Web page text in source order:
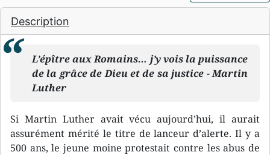
Description
L’épître aux Romains… j’y vois la puissance
de la grâce de Dieu et de sa justice - Martin
Luther
Si Martin Luther avait vécu aujourd’hui, il aurait
assurément mérité le titre de lanceur d’alerte. Il y a
500 ans, le jeune moine protestait contre les abus de